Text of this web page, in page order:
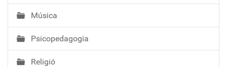
Música
Psicopedagogia
Religió